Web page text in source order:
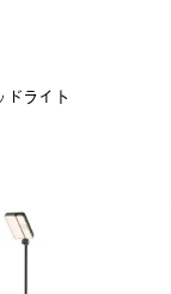
ドライト